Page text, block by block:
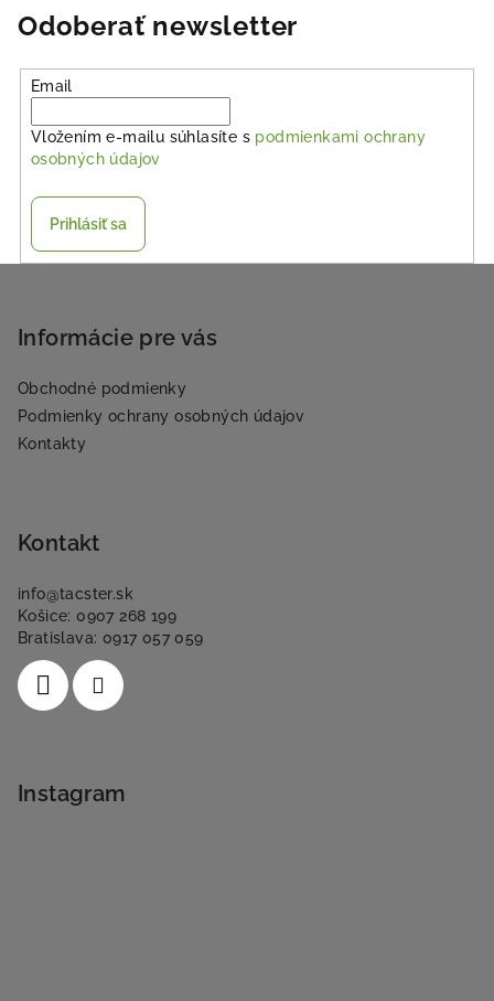
Odoberať newsletter
Email
Vložením e-mailu súhlasíte s podmienkami ochrany
osobných údajov
Prihlásiť sa
Informácie pre vás
Obchodné podmienky
Podmienky ochrany osobných údajov
Kontakty
Kontakt
info@tacster.sk
Košice: 0907 268 199
Bratislava: 0917 057 059
Instagram